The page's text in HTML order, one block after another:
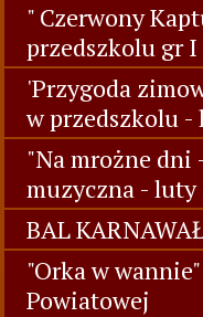
" Czerwony
przedszkolu gr I
'Przygoda
w przedszkolu -
"Na mrożne dni
muzyczna - luty
BAL
"Orka w
Powiatowej